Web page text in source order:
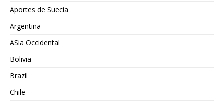
Aportes de Suecia
Argentina
ASia Occidental
Bolivia
Brazil
Chile